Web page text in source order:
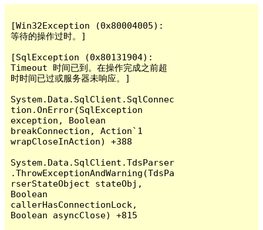
[Win32Exception (0x80004005):
等待的操作过时。]
[SqlException (0x80131904):
Timeout 时间已到。在操作完成之前超
时时间已过或服务器未响应。]
System.Data.SqlClient.SqlConnec
tion.OnError(SqlException
exception, Boolean
breakConnection, Action`1
wrapCloseInAction) +388
System.Data.SqlClient.TdsParser
.ThrowExceptionAndWarning(TdsPa
rserStateObject stateObj,
Boolean
callerHasConnectionLock,
Boolean asyncClose) +815